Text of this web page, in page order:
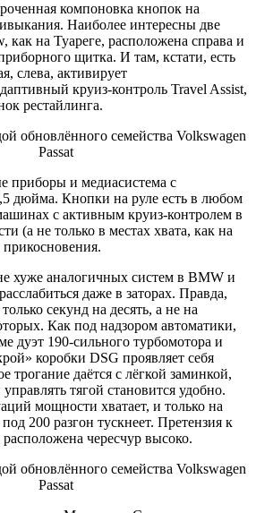
компоновка кнопок на
Наиболее интересны две
на Туареге, расположена справа и
щитка. И там, кстати, есть
слева, активирует
круиз-контроль Travel Assist,
рестайлинга.
приборы и медиасистема с
дюйма. Кнопки на руле есть в любом
с активным круиз-контролем в
(а не только в местах хвата, как на
хуже аналогичных систем в BMW и
даже в заторах. Правда,
секунд на десять, а не на
Как под надзором автоматики,
дуэт 190-сильного турбомотора и
коробки DSG проявляет себя
трогание даётся с лёгкой заминкой,
тягой становится удобно.
мощности хватает, и только на
200 разгон тускнеет. Претензия к
чересчур высоко.